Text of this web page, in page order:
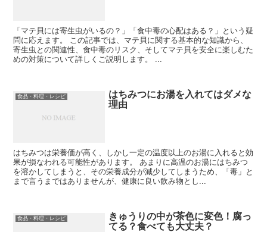
「マテ貝には寄生虫がいるの？」「食中毒の心配はある？」という疑
問に応えます。 この記事では、マテ貝に関する基本的な知識から、
寄生虫との関連性、食中毒のリスク、そしてマテ貝を安全に楽しむた
めの対策について詳しくご説明します。 ...
食品・料理・レシピ
はちみつにお湯を入れてはダメな
理由
はちみつは栄養価が高く、しかし一定の温度以上のお湯に入れると効
果が損なわれる可能性があります。 あまりに高温のお湯にはちみつ
を溶かしてしまうと、その栄養成分が減少してしまうため、「毒」と
まで言うまではありませんが、健康に良い飲み物とし...
食品・料理・レシピ
きゅうりの中が茶色に変色！腐っ
てる？食べても大丈夫？